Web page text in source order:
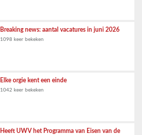
Breaking news: aantal vacatures in juni 2026
1098 keer bekeken
Elke orgie kent een einde
1042 keer bekeken
Heeft UWV het Programma van Eisen van de